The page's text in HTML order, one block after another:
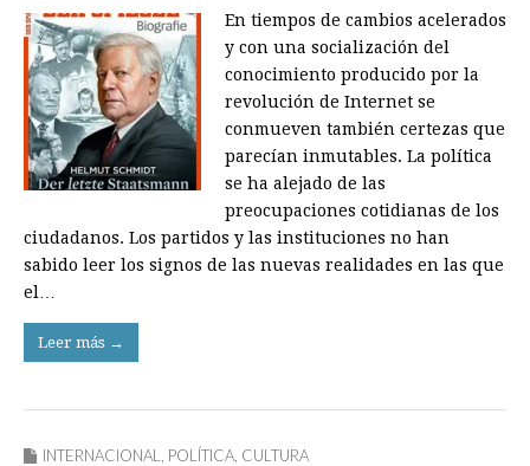
En tiempos de cambios acelerados
y con una socialización del
conocimiento producido por la
revolución de Internet se
conmueven también certezas que
parecían inmutables. La política
se ha alejado de las
preocupaciones cotidianas de los
ciudadanos. Los partidos y las instituciones no han
sabido leer los signos de las nuevas realidades en las que
el…
Leer más →
INTERNACIONAL POLÍTICA CULTURA